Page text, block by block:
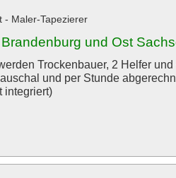
- Maler-Tapezierer
und Ost
Trockenbauer, 2 Helfer
und per Stunde
integriert)